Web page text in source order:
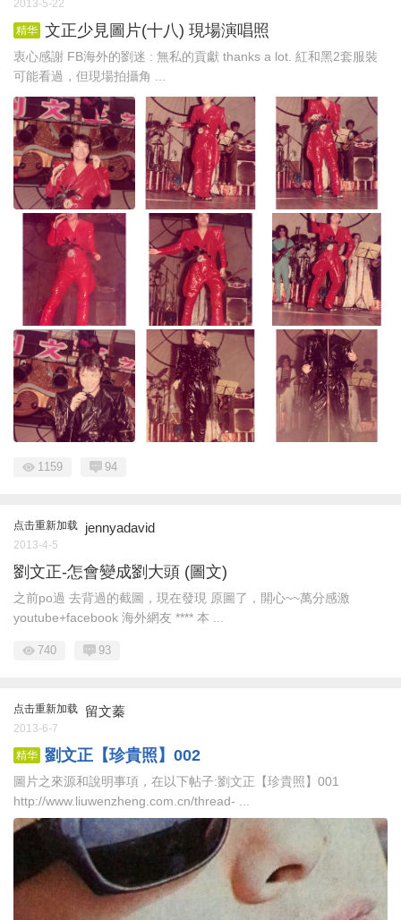
2013-5-22
精华 文正少見圖片(十八) 現場演唱照
衷心感謝 FB海外的劉迷 : 無私的貢獻 thanks a lot. 紅和黑2套服裝
可能看過，但現場拍攝角 ...
1159 94
点击重新加载 jennyadavid
2013-4-5
劉文正-怎會變成劉大頭 (圖文)
之前po過 去背過的截圖，現在發現 原圖了，開心~~萬分感激
youtube+facebook 海外網友 **** 本 ...
740 93
点击重新加载 留文蓁
2013-6-7
精华 劉文正【珍貴照】002
圖片之來源和說明事項，在以下帖子:劉文正【珍貴照】001
http://www.liuwenzheng.com.cn/thread- ...